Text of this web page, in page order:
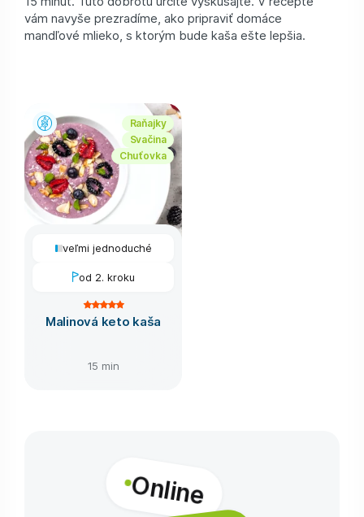
vám navyše prezradíme, ako pripraviť domáce
mandľové mlieko, s ktorým bude kaša ešte lepšia.
Raňajky
Svačina
Chuťovka
veľmi jednoduché
od 2. kroku
Malinová keto kaša
15 min
Online